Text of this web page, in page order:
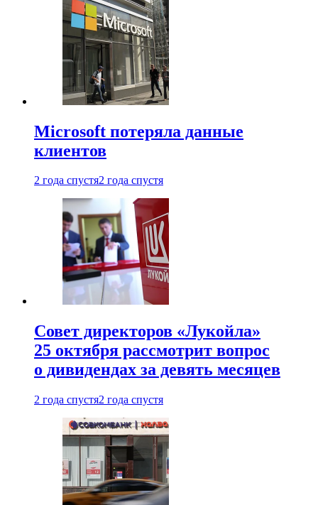
Microsoft потеряла данные
клиентов
2 года спустя2 года спустя
Совет директоров «Лукойла»
25 октября рассмотрит вопрос
о дивидендах за девять месяцев
2 года спустя2 года спустя